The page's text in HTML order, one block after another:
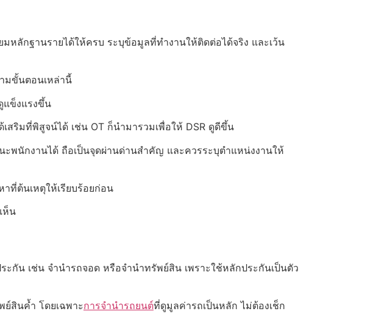
หลักฐานรายได้ให้ครบ ระบุข้อมูลที่ทำงานให้ติดต่อได้จริง และเว้น
มขั้นตอนเหล่านี้
แข็งแรงขึ้น
สริมที่พิสูจน์ได้ เช่น OT ก็นำมารวมเพื่อให้ DSR ดูดีขึ้น
พนักงานได้ ถือเป็นจุดผ่านด่านสำคัญ และควรระบุตำแหน่งงานให้
ที่ต้นเหตุให้เรียบร้อยก่อน
ห็น
กัน เช่น จำนำรถจอด หรือจำนำทรัพย์สิน เพราะใช้หลักประกันเป็นตัว
ย์สินค้ำ โดยเฉพาะการจำนำรถยนต์ที่ดูมูลค่ารถเป็นหลัก ไม่ต้องเช็ก